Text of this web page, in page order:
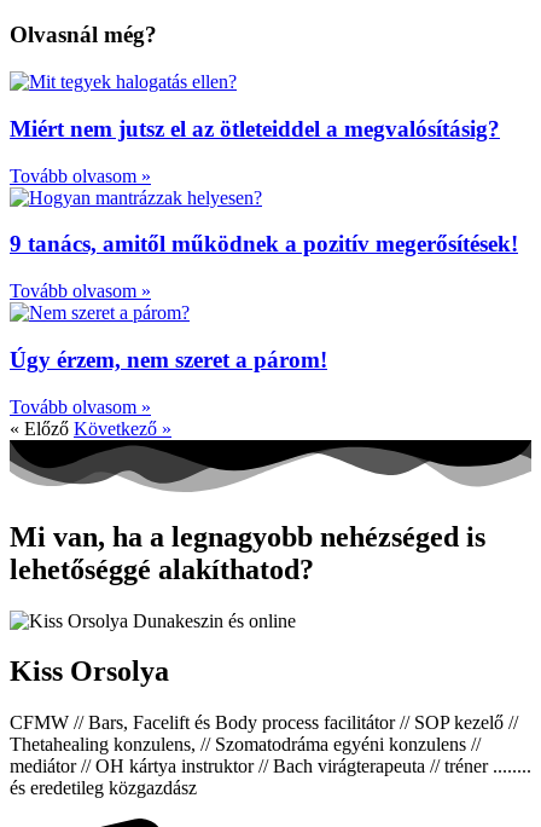
Olvasnál még?
Miért nem jutsz el az ötleteiddel a megvalósításig?
Tovább olvasom »
9 tanács, amitől működnek a pozitív megerősítések!
Tovább olvasom »
Úgy érzem, nem szeret a párom!
Tovább olvasom »
« Előző Következő »
Mi van, ha a legnagyobb nehézséged is
lehetőséggé alakíthatod?
Kiss Orsolya
CFMW // Bars, Facelift és Body process facilitátor // SOP kezelő //
Thetahealing konzulens, // Szomatodráma egyéni konzulens //
mediátor // OH kártya instruktor // Bach virágterapeuta // tréner ........
és eredetileg közgazdász